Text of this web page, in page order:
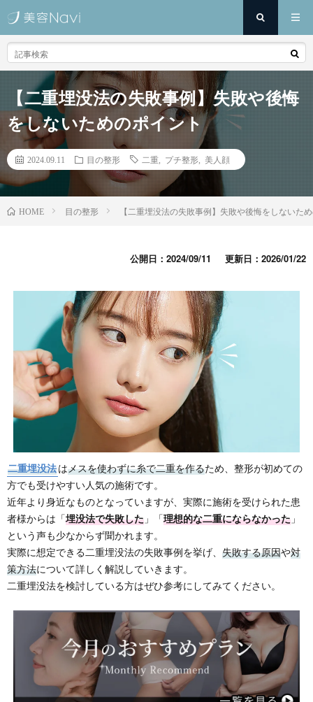
【二重埋没法の失敗事例】失敗や後悔
をしないためのポイント
2024.09.11 目の整形 二重 プチ整形 美人顔
HOME 目の整形 【二重埋没法の失敗事例】失敗や後悔をしないた
公開日：2024/09/11 更新日：2026/01/22
二重埋没法はメスを使わずに糸で二重を作るため、整形が初めての
方でも受けやすい人気の施術です。
近年より身近なものとなっていますが、実際に施術を受けられた患
者様からは「埋没法で失敗した 」「理想的な二重にならなかった 」
という声も少なからず聞かれます。
実際に想定できる二重埋没法の失敗事例を挙げ、 失敗する原因や対
策方法について詳しく解説していきます。
二重埋没法を検討している方はぜひ参考にしてみてください。